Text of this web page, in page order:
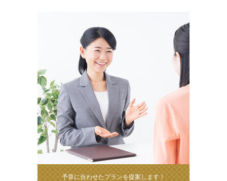
予算に合わせたプランを提案します！